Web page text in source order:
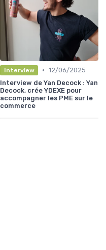
Interview • 12/06/2025
Interview de Yan Decock : Yan
Decock, crée YDEXE pour
accompagner les PME sur le
commerce